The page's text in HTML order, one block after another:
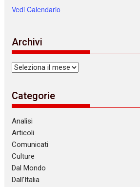
Vedi Calendario
Archivi
Archivi
Categorie
Analisi
Articoli
Comunicati
Culture
Dal Mondo
Dall’Italia